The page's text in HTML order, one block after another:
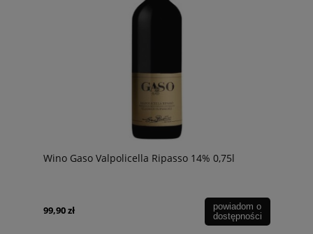
Wino Gaso Valpolicella Ripasso 14% 0,75l
99,90 zł
powiadom o
dostępności